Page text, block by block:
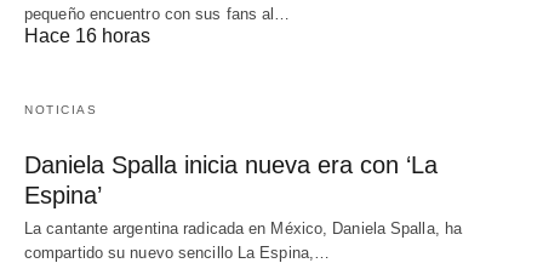
pequeño encuentro con sus fans al…
Hace 16 horas
NOTICIAS
Daniela Spalla inicia nueva era con ‘La
Espina’
La cantante argentina radicada en México, Daniela Spalla, ha
compartido su nuevo sencillo La Espina,…